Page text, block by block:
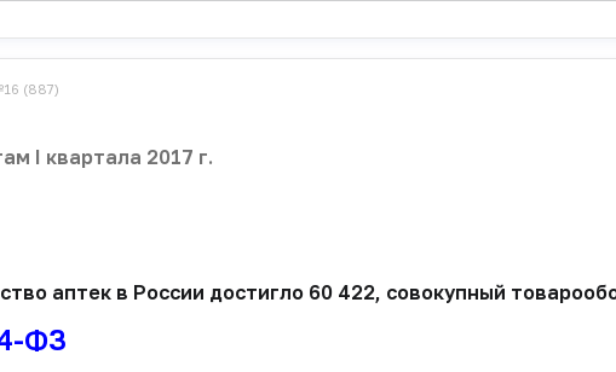
(887)
I квартала 2017 г.
аптек в России достигло 60 422, совокупный
ФЗ